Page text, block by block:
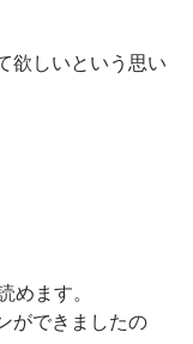
欲しいという思い
めます。
ができましたの